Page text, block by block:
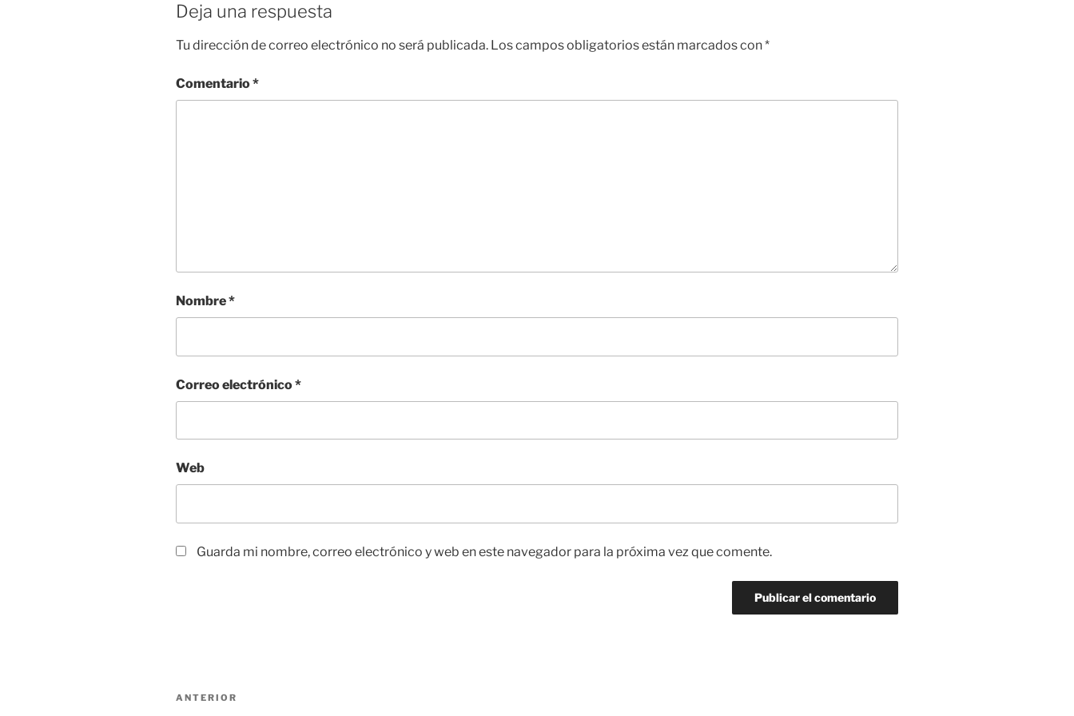
Deja una respuesta
Tu dirección de correo electrónico no será publicada. Los campos obligatorios están marcados con*
Comentario*
Nombre*
Correo electrónico*
Web
Guarda mi nombre, correo electrónico y web en este navegador para la próxima vez que comente.
Navegación
Entrada
ANTERIOR